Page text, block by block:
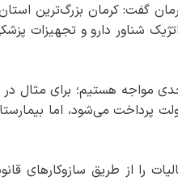
گفت: کرمان بزرگ‌ترین
شناور دارو و تجهیزات
پرداخت می‌شود، اما
را از طریق سازوکارهای